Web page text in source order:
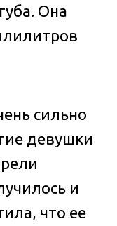
Она
сильно
девушки
и
что ее